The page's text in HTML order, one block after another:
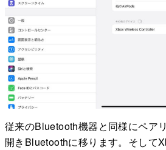
従来のBluetooth機器と同様にペア
開きBluetoothに移ります。そして